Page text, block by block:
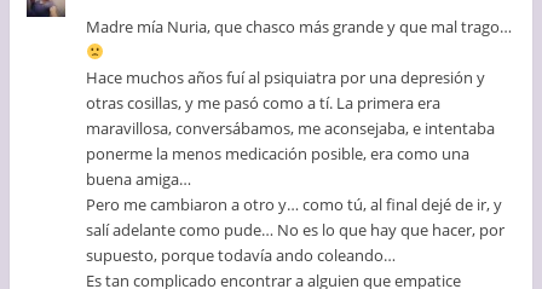
Madre mía Nuria, que chasco más grande y que mal trago…
Hace muchos años fuí al psiquiatra por una depresión y
otras cosillas, y me pasó como a tí. La primera era
maravillosa, conversábamos, me aconsejaba, e intentaba
ponerme la menos medicación posible, era como una
buena amiga…
Pero me cambiaron a otro y… como tú, al final dejé de ir, y
salí adelante como pude… No es lo que hay que hacer, por
supuesto, porque todavía ando coleando…
Es tan complicado encontrar a alguien que empatice